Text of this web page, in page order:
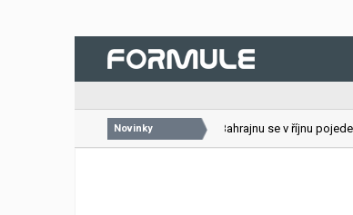
Novinky
26.07.2026 VC Bahrajnu se v říjnu pojede